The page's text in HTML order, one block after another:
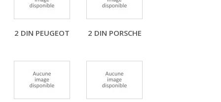
2 DIN PEUGEOT 2 DIN PORSCHE